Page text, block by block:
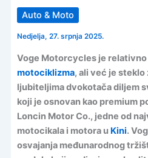
Auto & Moto
Nedjelja, 27. srpnja 2025.
Voge Motorcycles je
motociklizma, ali već je steklo
ljubiteljima dvokotača diljem
koji je osnovan kao premium
Loncin Motor Co., jedne od
motocikala i motora u Kini.
osvajanja međunarodnog